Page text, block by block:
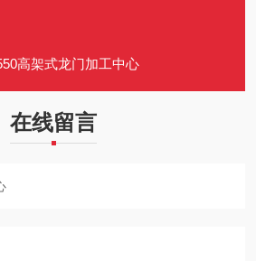
高架式龙门加工中心
在线留言